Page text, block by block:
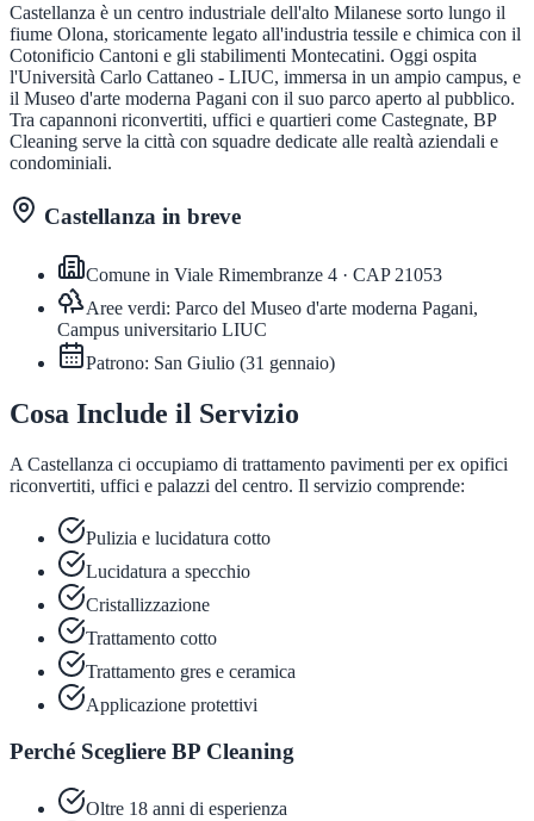
Castellanza è un centro industriale dell'alto Milanese sorto lungo il
fiume Olona, storicamente legato all'industria tessile e chimica con il
Cotonificio Cantoni e gli stabilimenti Montecatini. Oggi ospita
l'Università Carlo Cattaneo - LIUC, immersa in un ampio campus, e
il Museo d'arte moderna Pagani con il suo parco aperto al pubblico.
Tra capannoni riconvertiti, uffici e quartieri come Castegnate, BP
Cleaning serve la città con squadre dedicate alle realtà aziendali e
condominiali.
Castellanza in breve
Comune in Viale Rimembranze 4 · CAP 21053
Aree verdi: Parco del Museo d'arte moderna Pagani,
Campus universitario LIUC
Patrono: San Giulio (31 gennaio)
Cosa Include il Servizio
A Castellanza ci occupiamo di trattamento pavimenti per ex opifici
riconvertiti, uffici e palazzi del centro. Il servizio comprende:
Pulizia e lucidatura cotto
Lucidatura a specchio
Cristallizzazione
Trattamento cotto
Trattamento gres e ceramica
Applicazione protettivi
Perché Scegliere BP Cleaning
Oltre 18 anni di esperienza